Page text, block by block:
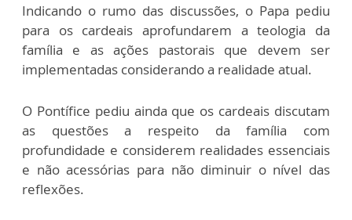
Indicando o rumo das discussões, o Papa pediu
para os cardeais aprofundarem a teologia da
família e as ações pastorais que devem ser
implementadas considerando a realidade atual.
O Pontífice pediu ainda que os cardeais discutam
as questões a respeito da família com
profundidade e considerem realidades essenciais
e não acessórias para não diminuir o nível das
reflexões.